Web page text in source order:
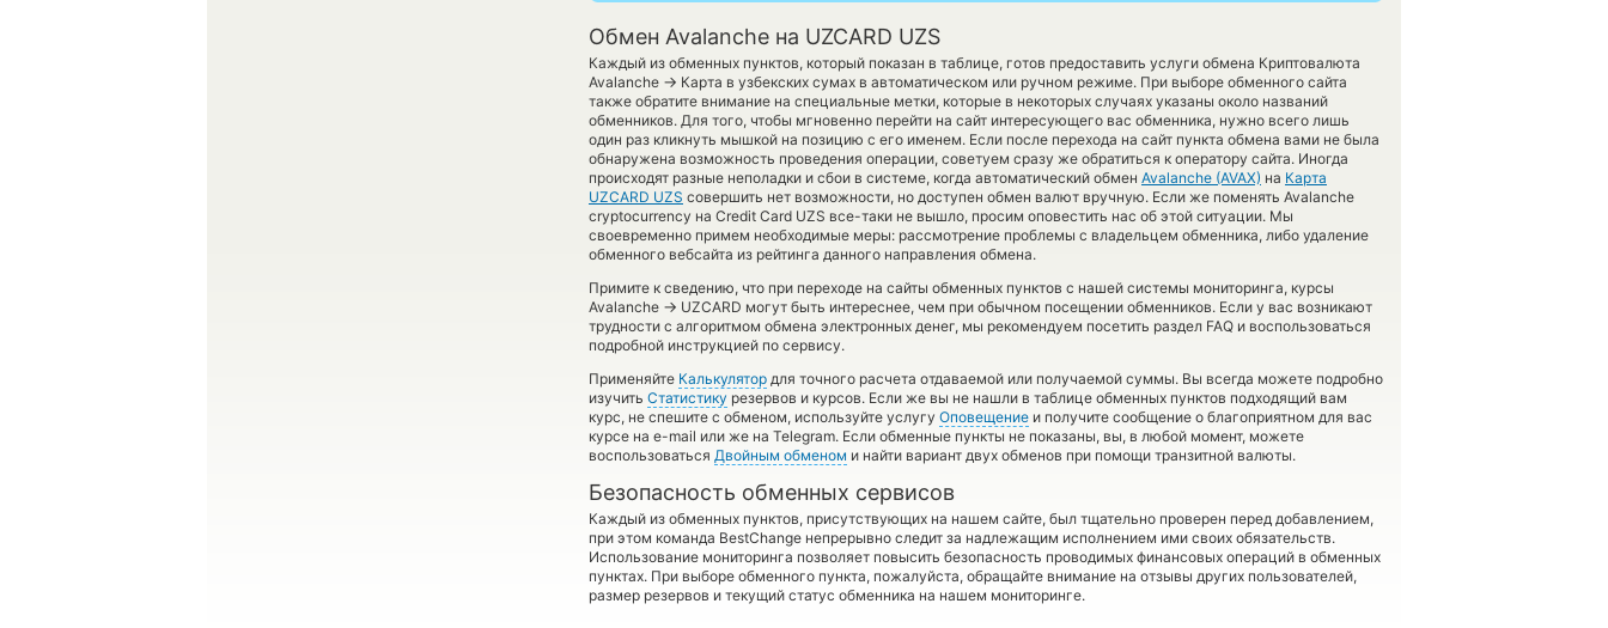
Обмен Avalanche на UZCARD UZS
Каждый из обменных пунктов, который показан в таблице, готов предоставить услуги обмена Криптовалюта
Avalanche → Карта в узбекских сумах в автоматическом или ручном режиме. При выборе обменного сайта
также обратите внимание на специальные метки, которые в некоторых случаях указаны около названий
обменников. Для того, чтобы мгновенно перейти на сайт интересующего вас обменника, нужно всего лишь
один раз кликнуть мышкой на позицию с его именем. Если после перехода на сайт пункта обмена вами не была
обнаружена возможность проведения операции, советуем сразу же обратиться к оператору сайта. Иногда
происходят разные неполадки и сбои в системе, когда автоматический обмен Avalanche (AVAX) на Карта
UZCARD UZS совершить нет возможности, но доступен обмен валют вручную. Если же поменять Avalanche
cryptocurrency на Credit Card UZS все-таки не вышло, просим оповестить нас об этой ситуации. Мы
своевременно примем необходимые меры: рассмотрение проблемы с владельцем обменника, либо удаление
обменного вебсайта из рейтинга данного направления обмена.
Примите к сведению, что при переходе на сайты обменных пунктов с нашей системы мониторинга, курсы
Avalanche → UZCARD могут быть интереснее, чем при обычном посещении обменников. Если у вас возникают
трудности с алгоритмом обмена электронных денег, мы рекомендуем посетить раздел FAQ и воспользоваться
подробной инструкцией по сервису.
Применяйте Калькулятор для точного расчета отдаваемой или получаемой суммы. Вы всегда можете подробно
изучить Статистику резервов и курсов. Если же вы не нашли в таблице обменных пунктов подходящий вам
курс, не спешите с обменом, используйте услугу Оповещение и получите сообщение о благоприятном для вас
курсе на e-mail или же на Telegram. Если обменные пункты не показаны, вы, в любой момент, можете
воспользоваться Двойным обменом и найти вариант двух обменов при помощи транзитной валюты.
Безопасность обменных сервисов
Каждый из обменных пунктов, присутствующих на нашем сайте, был тщательно проверен перед добавлением,
при этом команда BestChange непрерывно следит за надлежащим исполнением ими своих обязательств.
Использование мониторинга позволяет повысить безопасность проводимых финансовых операций в обменных
пунктах. При выборе обменного пункта, пожалуйста, обращайте внимание на отзывы других пользователей,
размер резервов и текущий статус обменника на нашем мониторинге.